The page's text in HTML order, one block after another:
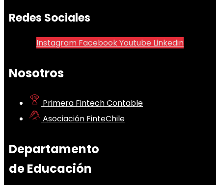
Redes Sociales
Instagram FacebookYoutube Linkedin
Nosotros
Primera Fintech Contable
Asociación FinteChile
Departamento
de Educación